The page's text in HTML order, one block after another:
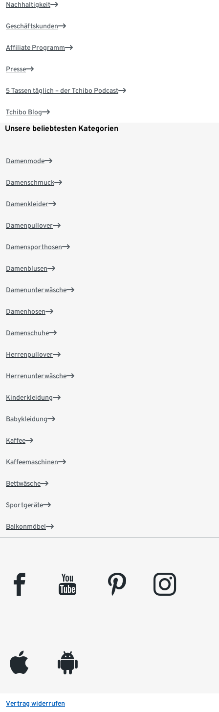
Nachhaltigkeit
Geschäftskunden
Affiliate Programm
Presse
5 Tassen täglich – der Tchibo Podcast
Tchibo Blog
Unsere beliebtesten Kategorien
Damenmode
Damenschmuck
Damenkleider
Damenpullover
Damensporthosen
Damenblusen
Damenunterwäsche
Damenhosen
Damenschuhe
Herrenpullover
Herrenunterwäsche
Kinderkleidung
Babykleidung
Kaffee
Kaffeemaschinen
Bettwäsche
Sportgeräte
Balkonmöbel
facebook youtube pinterest instagram
appleinc android
Vertrag widerrufen